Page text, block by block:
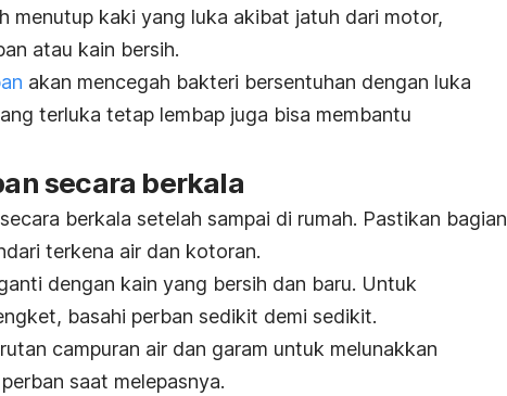
menutup kaki yang luka akibat jatuh dari motor,
atau kain bersih.
akan mencegah bakteri bersentuhan dengan luka
terluka tetap lembap juga bisa membantu
secara berkala
berkala setelah sampai di rumah. Pastikan bagian
terkena air dan kotoran.
dengan kain yang bersih dan baru. Untuk
basahi perban sedikit demi sedikit.
campuran air dan garam untuk melunakkan
saat melepasnya.